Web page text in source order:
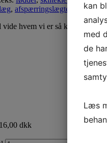
, afspærringslægter vejbump,
hvem vi er så klik på
dkk
kan
med
de
Læs